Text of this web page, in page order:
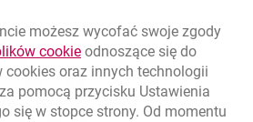
możesz wycofać swoje zgody
cookielink otwiera się w nowym
odnoszące się do
cookies oraz innych technologii
pomocą przycisku Ustawienia
się w stopce strony. Od momentu